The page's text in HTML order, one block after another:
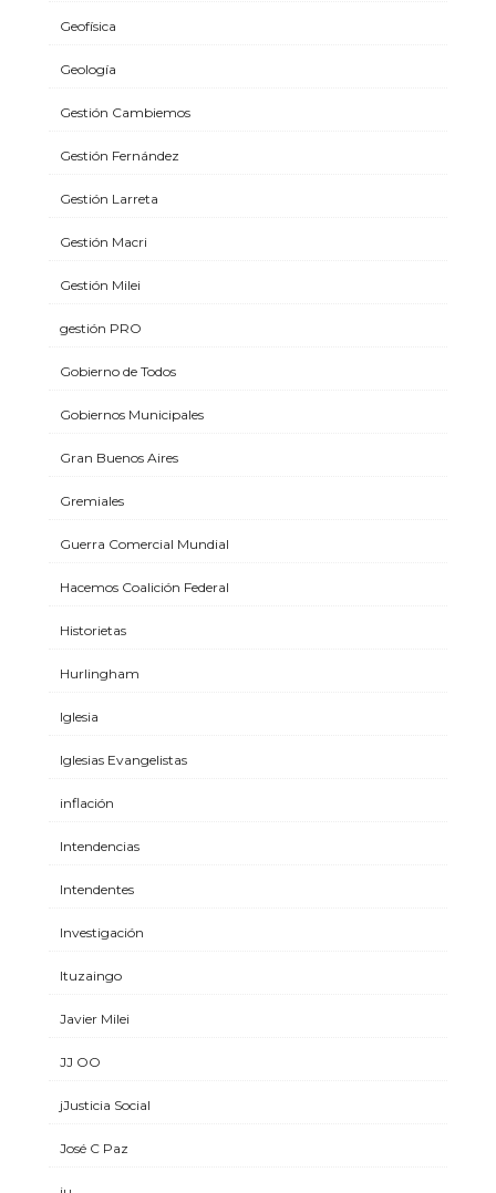
Geofísica
Geología
Gestión Cambiemos
Gestión Fernández
Gestión Larreta
Gestión Macri
Gestión Milei
gestión PRO
Gobierno de Todos
Gobiernos Municipales
Gran Buenos Aires
Gremiales
Guerra Comercial Mundial
Hacemos Coalición Federal
Historietas
Hurlingham
Iglesia
Iglesias Evangelistas
inflación
Intendencias
Intendentes
Investigación
Ituzaingo
Javier Milei
JJ OO
jJusticia Social
José C Paz